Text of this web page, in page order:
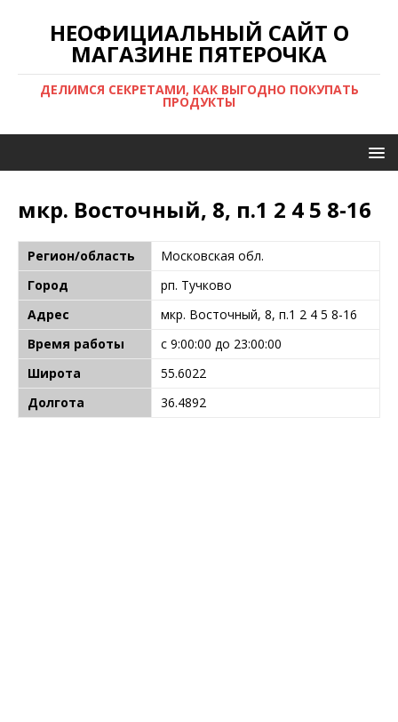
НЕОФИЦИАЛЬНЫЙ САЙТ О
МАГАЗИНЕ ПЯТЕРОЧКА
ДЕЛИМСЯ СЕКРЕТАМИ, КАК ВЫГОДНО ПОКУПАТЬ
ПРОДУКТЫ
мкр. Восточный, 8, п.1 2 4 5 8-16
Регион/область
Московская обл.
Город
рп. Тучково
Адрес
мкр. Восточный, 8, п.1 2 4 5 8-16
Время работы
с 9:00:00 до 23:00:00
Широта
55.6022
Долгота
36.4892